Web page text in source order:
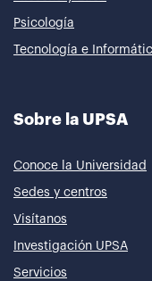
Psicología
Tecnología e
Sobre la UPSA
Conoce la Universidad
Sedes y centros
Visítanos
Investigación UPSA
Servicios